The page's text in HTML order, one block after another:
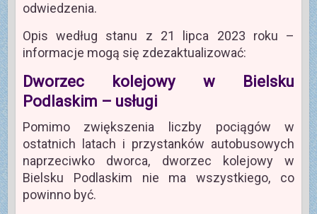
odwiedzenia.
Opis według stanu z 21 lipca 2023 roku –
informacje mogą się zdezaktualizować:
Dworzec kolejowy w Bielsku
Podlaskim – usługi
Pomimo zwiększenia liczby pociągów w
ostatnich latach i przystanków autobusowych
naprzeciwko dworca, dworzec kolejowy w
Bielsku Podlaskim nie ma wszystkiego, co
powinno być.